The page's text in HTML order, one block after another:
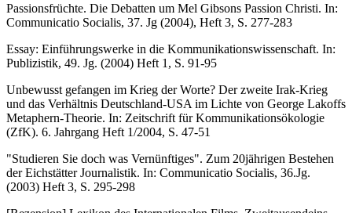
Passionsfrüchte. Die Debatten um Mel Gibsons Passion Christi. In:
Communicatio Socialis, 37. Jg (2004), Heft 3, S. 277-283
Essay: Einführungswerke in die Kommunikationswissenschaft. In:
Publizistik, 49. Jg. (2004) Heft 1, S. 91-95
Unbewusst gefangen im Krieg der Worte? Der zweite Irak-Krieg
und das Verhältnis Deutschland-USA im Lichte von George Lakoffs
Metaphern-Theorie. In: Zeitschrift für Kommunikationsökologie
(ZfK). 6. Jahrgang Heft 1/2004, S. 47-51
"Studieren Sie doch was Vernünftiges". Zum 20jährigen Bestehen
der Eichstätter Journalistik. In: Communicatio Socialis, 36.Jg.
(2003) Heft 3, S. 295-298